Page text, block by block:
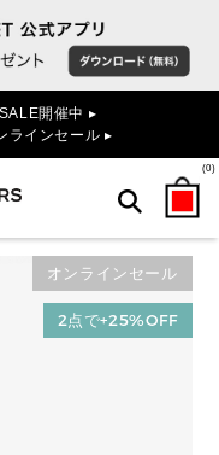
開催中 ▸
ラインセール ▸
(0)
検索
オンラインセール
2点で+25%OFF